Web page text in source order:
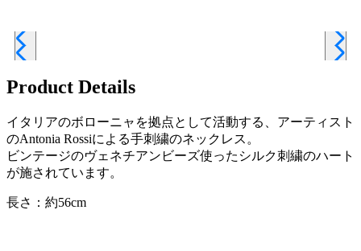
Product Details
イタリアのボローニャを拠点として活動する、アーティスト
のAntonia Rossiによる手刺繍のネックレス。
ビンテージのヴェネチアンビーズ使ったシルク刺繍のハート
が施されています。
長さ：約56cm